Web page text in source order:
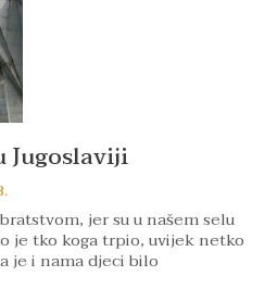
Jugoslaviji
jer su u našem selu
je tko koga trpio, uvijek netko
je i nama djeci bilo